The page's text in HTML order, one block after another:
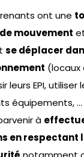
ont une
mouvement
se déplacer
(locaux
leurs EPI, utiliser
équipements, …
à
en respectant